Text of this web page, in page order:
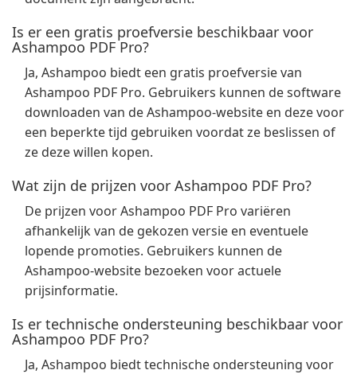
Is er een gratis proefversie beschikbaar voor
Ashampoo PDF Pro?
Ja, Ashampoo biedt een gratis proefversie van
Ashampoo PDF Pro. Gebruikers kunnen de software
downloaden van de Ashampoo-website en deze voor
een beperkte tijd gebruiken voordat ze beslissen of
ze deze willen kopen.
Wat zijn de prijzen voor Ashampoo PDF Pro?
De prijzen voor Ashampoo PDF Pro variëren
afhankelijk van de gekozen versie en eventuele
lopende promoties. Gebruikers kunnen de
Ashampoo-website bezoeken voor actuele
prijsinformatie.
Is er technische ondersteuning beschikbaar voor
Ashampoo PDF Pro?
Ja, Ashampoo biedt technische ondersteuning voor